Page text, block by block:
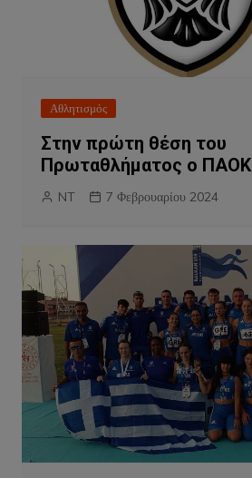
Αθλητισμός
Στην πρώτη θέση του
Πρωταθλήματος ο ΠΑΟΚ
NT 7 Φεβρουαρίου 2024